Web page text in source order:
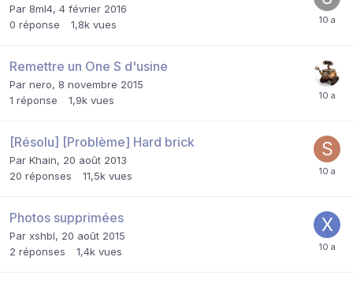
Par 8ml4, 4 février 2016
0 réponse 1,8k vues
Remettre un One S d'usine
Par nero, 8 novembre 2015
1 réponse 1,9k vues
[Résolu] [Problème] Hard brick
Par Khain, 20 août 2013
20 réponses 11,5k vues
Photos supprimées
Par xshbl, 20 août 2015
2 réponses 1,4k vues